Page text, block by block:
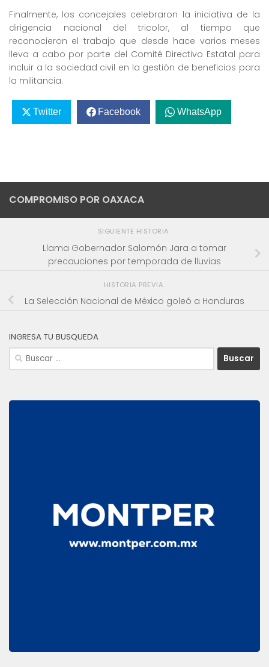
Finalmente, los concejales celebraron la iniciativa de la
dirigencia nacional del tricolor, al tiempo que
reconocieron el trabajo que desde hace varios meses
lleva a cabo por parte del Comité Directivo Estatal para
incluir a la sociedad civil en la gestión de beneficios para
la militancia.
Twitter Facebook WhatsApp
COMPROMISO POR OAXACA
SIGUIENTE HISTORIA
Llama Gobernador Salomón Jara a tomar
precauciones por temporada de lluvias
HISTORIA PREVIA
La Selección Nacional de México goleó a Honduras
INGRESA TU BUSQUEDA
Buscar: